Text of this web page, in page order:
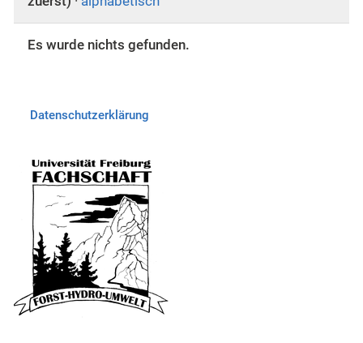
Es wurde nichts gefunden.
Datenschutzerklärung